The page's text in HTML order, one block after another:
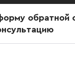
обратной